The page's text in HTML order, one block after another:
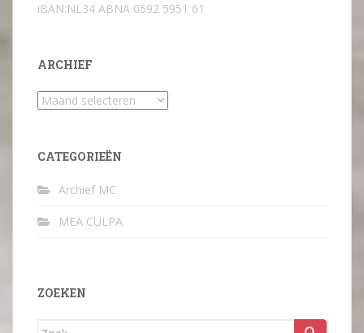
iBAN:NL34 ABNA 0592 5951 61
ARCHIEF
Archief
CATEGORIEËN
Archief MC
MEA CULPA
ZOEKEN
Zoek